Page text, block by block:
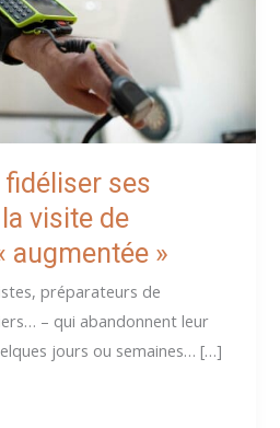
fidéliser ses
visite de
augmentée »
préparateurs de
– qui abandonnent leur
jours ou semaines… […]